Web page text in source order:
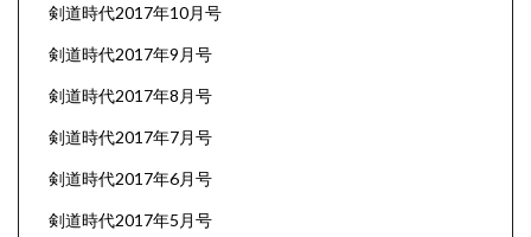
剣道時代2017年10月号
剣道時代2017年9月号
剣道時代2017年8月号
剣道時代2017年7月号
剣道時代2017年6月号
剣道時代2017年5月号